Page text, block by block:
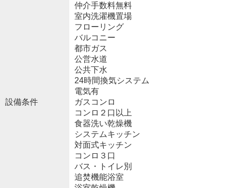
設備条件
仲介手数料無料
室内洗濯機置場
フローリング
バルコニー
都市ガス
公営水道
公共下水
24時間換気システム
電気有
ガスコンロ
コンロ２口以上
食器洗い乾燥機
システムキッチン
対面式キッチン
コンロ３口
バス・トイレ別
追焚機能浴室